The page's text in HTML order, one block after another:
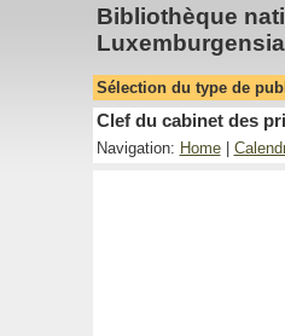
Bibliothèque
Sélection du type de
Clef du cabinet des
Navigation: Home|